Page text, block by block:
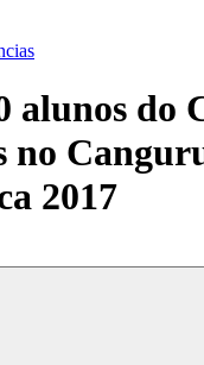
alunos do
no
2017